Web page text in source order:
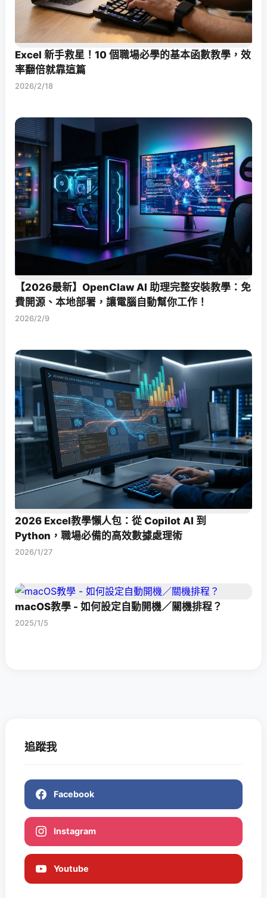
Excel 新手救星！10 個職場必學的基本函數教學，效
率翻倍就靠這篇
2026/2/18
【2026最新】OpenClaw AI 助理完整安裝教學：免
費開源、本地部署，讓電腦自動幫你工作！
2026/2/9
2026 Excel教學懶人包：從 Copilot AI 到
Python，職場必備的高效數據處理術
2026/1/27
macOS教學 - 如何設定自動開機／關機排程？
2025/1/5
追蹤我
Facebook
Instagram
Youtube